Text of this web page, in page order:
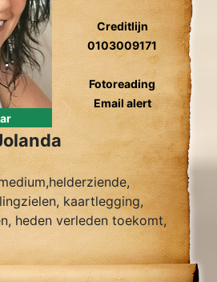
Creditlijn
0103009171
Fotoreading
Email alert
kaartlegging,
heden verleden toekomt,